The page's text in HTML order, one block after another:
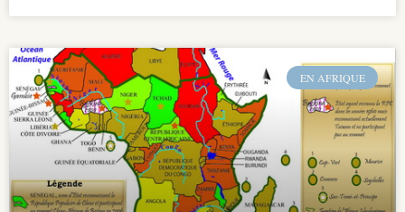
EN AFRIQUE